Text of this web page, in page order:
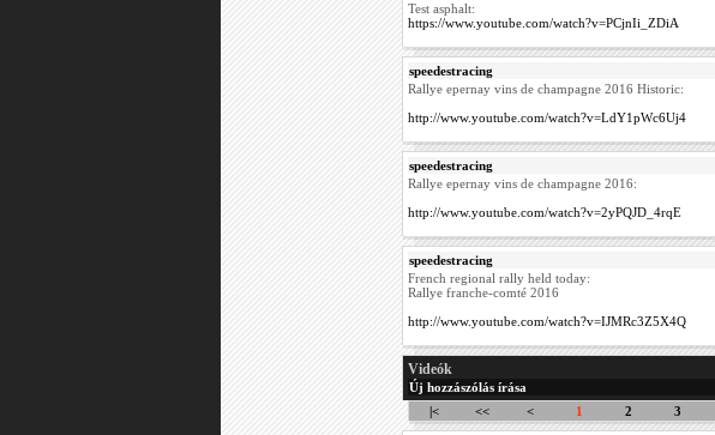
Test asphalt:
https://www.youtube.com/watch?v=PCjnIi_ZDiA
speedestracing
Rallye epernay vins de champagne 2016 Historic:
http://www.youtube.com/watch?v=LdY1pWc6Uj4
speedestracing
Rallye epernay vins de champagne 2016:
http://www.youtube.com/watch?v=2yPQJD_4rqE
speedestracing
French regional rally held today:
Rallye franche-comté 2016
http://www.youtube.com/watch?v=IJMRc3Z5X4Q
Videók
Új hozzászólás írása
|< << < 1 2 3